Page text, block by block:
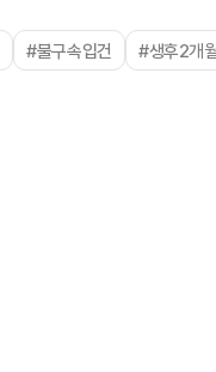
#불구속입건 #생후2개